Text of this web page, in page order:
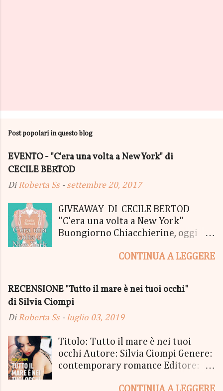
t
u
n
c
m
e
n
t
o
Post popolari in questo blog
EVENTO - "C'era una volta a New York" di
CECILE BERTOD
DiRoberta Ss - settembre 20, 2017
GIVEAWAY DI CECILE BERTOD
"C'era una volta a New York"
Buongiorno Chiacchierine, oggi
lanciamo il SUPER MEGA GIVEAWAY
05 Ottobre di "C'era una volta a
New York", edito Newton Compton.
Un Giveaway molto ricco per la
Premio, che si aggiudicherà tutto
in Un bel PACCO SORPRESA: - La
Copia Cartacea di "C'era una volta a
"tutto ma non il mio Tailleur" - una
CONTINUA A LEGGERE
RECENSIONE "Tutto il mare è nei tuoi occhi"
di Silvia Ciompi
DiRoberta Ss - luglio 03, 2019
Titolo: Tutto il mare è nei tuoi
occhi Autore: Silvia Ciompi Genere:
contemporary romance Editore: